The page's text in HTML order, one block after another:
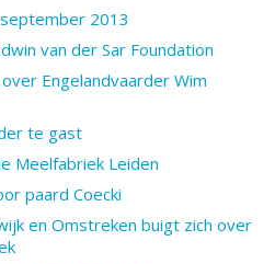
2013
van der Sar Foundation
Engelandvaarder Wim
te gast
Meelfabriek Leiden
paard Coecki
en Omstreken buigt zich over